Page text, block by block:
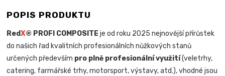
POPIS PRODUKTU
RedX® PROFI COMPOSITEje od roku 2025 nejnovější přírůstek
do našich řad kvalitních profesionálních nůžkových stanů
určených především pro plně profesionální využití(veletrhy,
catering, farmářské trhy, motorsport, výstavy, atd.), vhodné jsou